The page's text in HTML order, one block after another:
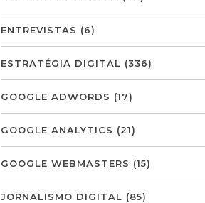
ENTREVISTAS (6)
ESTRATÉGIA DIGITAL (336)
GOOGLE ADWORDS (17)
GOOGLE ANALYTICS (21)
GOOGLE WEBMASTERS (15)
JORNALISMO DIGITAL (85)